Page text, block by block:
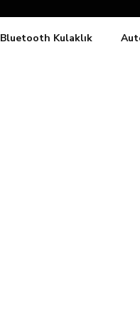
5 İş
Kapıda Ödeme Kolaylığı,
Bluetooth Kulaklık